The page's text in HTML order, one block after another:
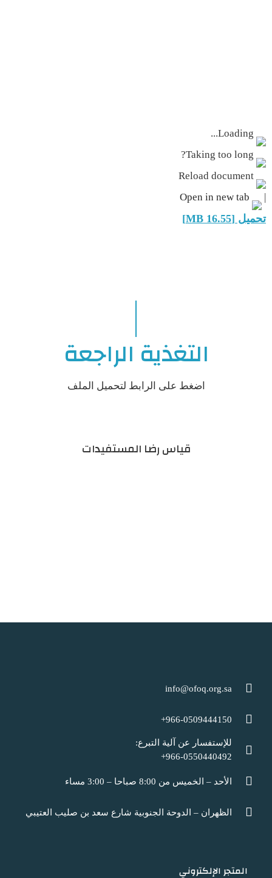
Loading...
Taking too long?
تحميل [16.55 MB]
التغذية الراجعة
اضغط على الرابط لتحميل الملف
قياس رضا المستفيدات
info@ofoq.org.sa
966-0509444150+
للإستفسار عن آلية التبرع:
966-0550440492+
الأحد – الخميس من 8:00 صباحا – 3:00 مساء
الظهران – الدوحة الجنوبية شارع سعد بن صليب العتيبي
المتجر الإلكتروني